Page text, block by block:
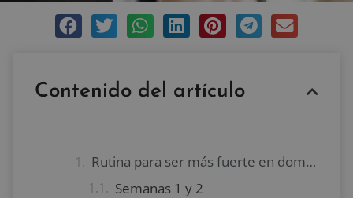
Contenido del artículo
Rutina para ser más fuerte en dominadas
Semanas 1 y 2